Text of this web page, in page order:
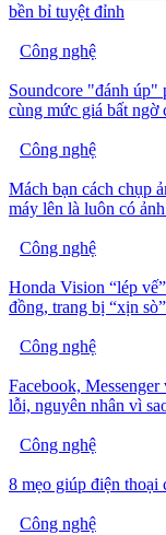
bền bỉ tuyệt đỉnh
Công nghệ
Soundcore "đánh úp"
cùng mức giá bất ngờ
Công nghệ
Mách bạn cách chụp
máy lên là luôn có
Công nghệ
Honda Vision “lép
đồng, trang bị “xịn
Công nghệ
Facebook,
lỗi, nguyên nhân vì
Công nghệ
8 mẹo giúp điện thoại
Công nghệ